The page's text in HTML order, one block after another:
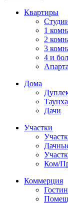
Квартиры
1
2
3
4 и
Дома
Дачи
Участки
Ком/
Коммерция